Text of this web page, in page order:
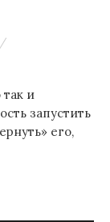
/
и
запустить
его,